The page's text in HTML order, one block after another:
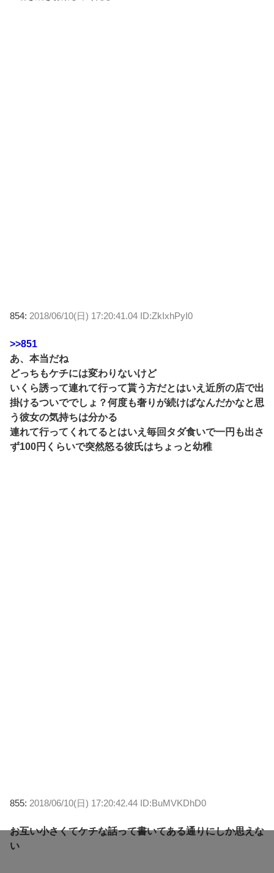
854: 2018/06/10(日) 17:20:41.04 ID:ZkIxhPyI0
>>851
あ、本当だね
どっちもケチには変わりないけど
いくら誘って連れて行って貰う方だとはいえ近所の店で出
掛けるついででしょ？何度も奢りが続けばなんだかなと思
う彼女の気持ちは分かる
連れて行ってくれてるとはいえ毎回タダ食いで一円も出さ
ず100円くらいで突然怒る彼氏はちょっと幼稚
855: 2018/06/10(日) 17:20:42.44 ID:BuMVKDhD0
お互い小さくてケチな話って書いてある通りにしか思えな
い